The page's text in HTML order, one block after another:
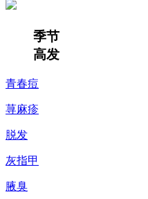
季节
高发
青春痘
荨麻疹
脱发
灰指甲
腋臭